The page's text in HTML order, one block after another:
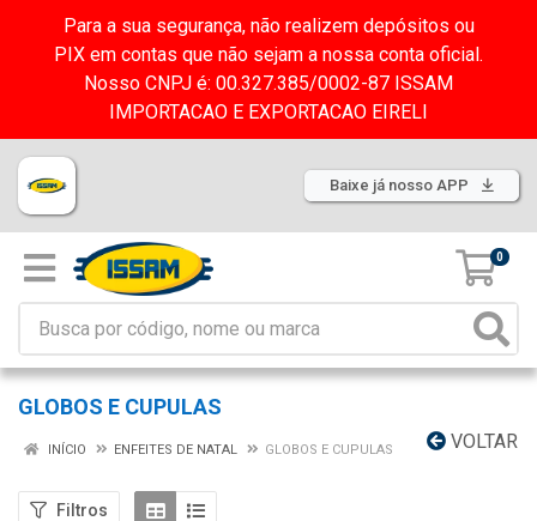
Para a sua segurança, não realizem depósitos ou
PIX em contas que não sejam a nossa conta oficial.
Nosso CNPJ é: 00.327.385/0002-87 ISSAM
IMPORTACAO E EXPORTACAO EIRELI
Baixe já nosso APP
0
GLOBOS E CUPULAS
VOLTAR
INÍCIO ENFEITES DE NATAL GLOBOS E CUPULAS
Filtros